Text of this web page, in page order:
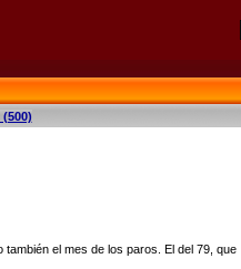
el mes de los paros. El del 79, que